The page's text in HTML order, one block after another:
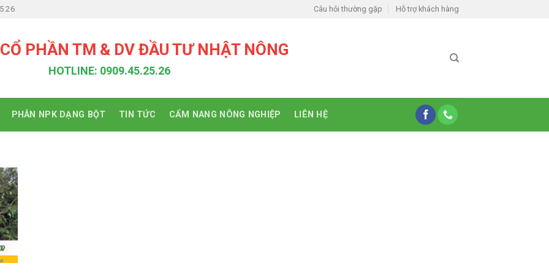
26 Câu hỏi thường gặp Hỗ trợ khách hàng
PHẦN TM & DV ĐẦU TƯ NHẬT NÔNG
HOTLINE: 0909.45.25.26
PHÂN NPK DẠNG BỘT TIN TỨC CẨM NANG NÔNG NGHIỆP LIÊN HỆ